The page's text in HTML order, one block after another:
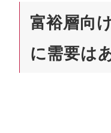
富裕層向
に需要は